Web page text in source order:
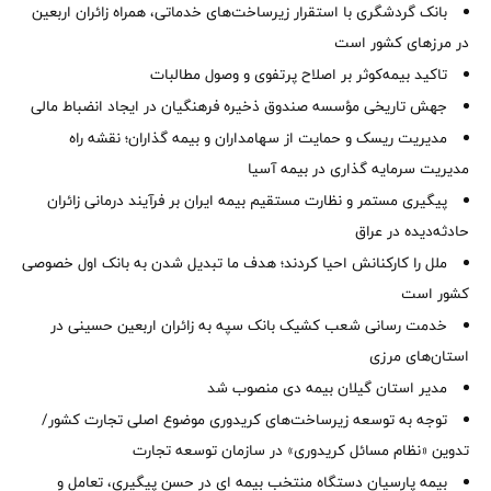
بانک گردشگری با استقرار زیرساخت‌های خدماتی، همراه زائران اربعین
در مرزهای کشور است
تاکید بیمه‌کوثر بر اصلاح پرتفوی و وصول مطالبات ‌
جهش تاریخی مؤسسه صندوق ذخیره فرهنگیان در ایجاد انضباط مالی
مدیریت ریسک و حمایت از سهامداران و بیمه گذاران؛ نقشه راه
مدیریت سرمایه گذاری در بیمه آسیا
پیگیری مستمر و نظارت مستقیم بیمه ایران بر فرآیند درمانی زائران
حادثه‌دیده در عراق
ملل را کارکنانش احیا کردند؛ هدف ما تبدیل شدن به بانک اول خصوصی
کشور است
خدمت رسانی شعب کشیک بانک سپه به زائران اربعین حسینی در
استان‌‌های مرزی
‌مدیر استان گیلان بیمه دی منصوب شد
توجه به توسعه زیرساخت‌های کریدوری موضوع اصلی تجارت کشور/
تدوین «نظام مسائل کریدوری» در سازمان توسعه تجارت
بیمه پارسیان دستگاه منتخب بیمه ای در حسن پیگیری، تعامل و